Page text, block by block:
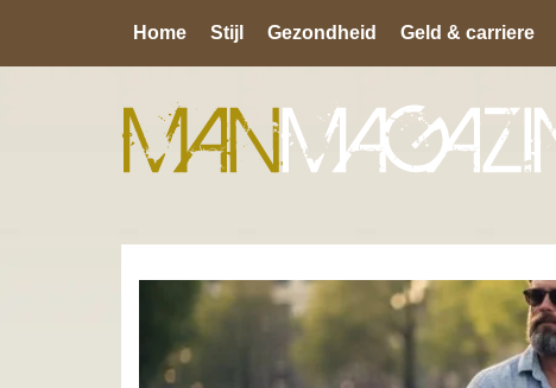
Home Stijl Gezondheid Geld & carriere